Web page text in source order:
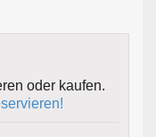
oder kaufen.